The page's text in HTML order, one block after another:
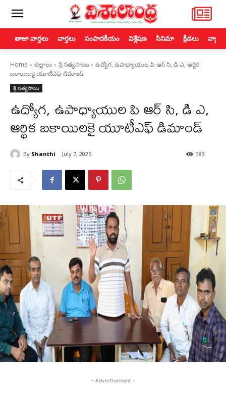
తాజా వార్తలు వార్తలు సంపాదకీయం విశ్లేషణ సినిమా క్రీడలు
Home జిల్లాలు శ్రీ సత్యసాయి
ఉద్యోగ, ఉపాధ్యాయుల పి ఆర్ సి, డి ఎ, ఆర్థిక
బకాయిలకై యూటీఎఫ్ డిమాండ్
శ్రీ సత్యసాయి
ఉద్యోగ, ఉపాధ్యాయుల పి ఆర్ సి, డి ఎ,
ఆర్థిక బకాయిలకై యూటీఎఫ్ డిమాండ్
By Shanthi July 7, 2025 383
- Advertisement -